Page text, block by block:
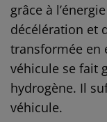
grâce à
décélération et
transformée en
véhicule se fait
hydrogène. Il
véhicule.